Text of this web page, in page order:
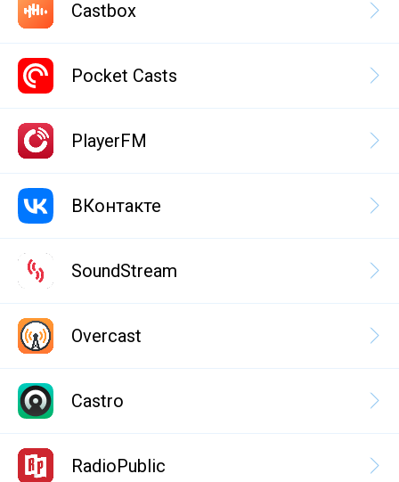
Castbox
Pocket Casts
PlayerFM
ВКонтакте
SoundStream
Overcast
Castro
RadioPublic